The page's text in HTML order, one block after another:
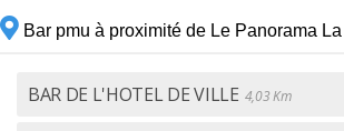
Bar pmu à proximité de Le Panorama
BAR DE L'HOTEL DE VILLE 4,03 Km